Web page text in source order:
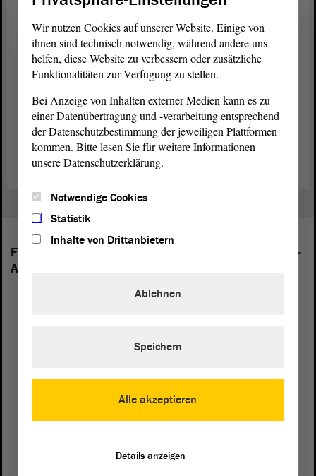
Kommentierte Tagesordnung für die September-Sitzungen (PDF;
31.81 KB)
Tagesordnung für die September-Sitzungen (PDF; 82.38 KB)
Übersichtsseite für die September-Sitzungen (Link)
Zeitplan für die September-Sitzungen (PDF; 89.75 KB)
Folgende Fraktionen sind im Landtag von Sachsen-
Anhalt vertreten:
Wir nutzen Cookies auf unserer Website. Einige von
ihnen sind technisch notwendig, während andere uns
helfen, diese Website zu verbessern oder zusätzliche
Funktionalitäten zur Verfügung zu stellen.
Bei Anzeige von Inhalten externer Medien kann es zu
einer Datenübertragung und -verarbeitung entsprechend
der Datenschutzbestimmung der jeweiligen Plattformen
kommen. Bitte lesen Sie für weitere Informationen
unsere Datenschutzerklärung.
Notwendige Cookies
Statistik
Inhalte von Drittanbietern
Alle akzeptieren
Ablehnen
Speichern
Details anzeigen